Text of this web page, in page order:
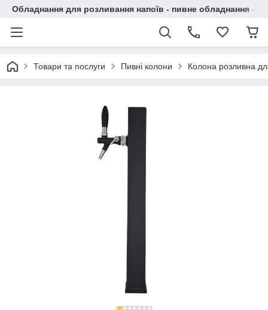
Обладнання для розливання напоїв - пивне обладнання - в
Товари та послуги Пивні колони Колона розливна